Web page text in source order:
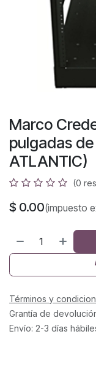
Marco
pulgadas
ATLANTIC)
(0
$ 0.00(impuesto
Términos y
Grantía de
Envío: 2-3 días